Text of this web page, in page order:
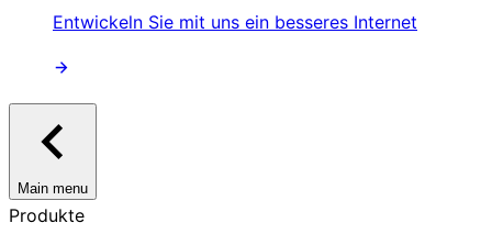
Entwickeln Sie mit uns ein besseres Internet
Main menu
Produkte